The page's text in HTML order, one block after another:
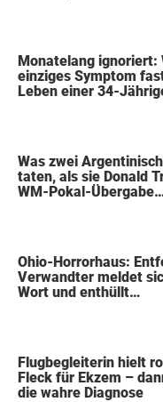
Monatelang ignoriert:
einziges Symptom
Leben einer 34-
Was zwei
taten, als sie Donald
WM-Pokal-Übergabe
Ohio-Horrorhaus:
Verwandter meldet
Wort und enthüllt
Flugbegleiterin hielt
Fleck für Ekzem –
die wahre Diagnose